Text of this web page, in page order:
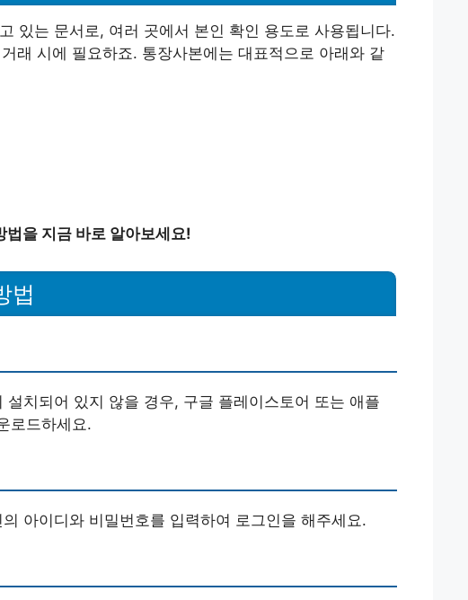
있는 문서로, 여러 곳에서 본인 확인 용도로 사용됩니다.
래 시에 필요하죠. 통장사본에는 대표적으로 아래와 같
을 지금 바로 알아보세요!
법
치되어 있지 않을 경우, 구글 플레이스토어 또는 애플
로드하세요.
아이디와 비밀번호를 입력하여 로그인을 해주세요.